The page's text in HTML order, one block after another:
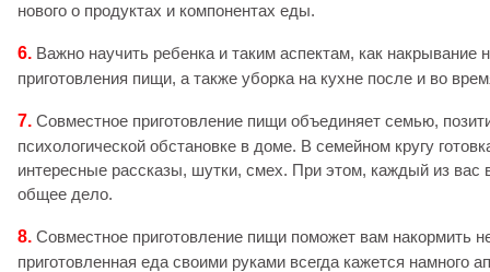
нового о продуктах и компонентах еды.
6. Важно научить ребенка и таким аспектам, как накрывание
приготовления пищи, а также уборка на кухне после и во
7. Совместное приготовление пищи объединяет семью,
психологической обстановке в доме. В семейном кругу
интересные рассказы, шутки, смех. При этом, каждый из вас
общее дело.
8. Совместное приготовление пищи поможет вам накормить
приготовленная еда своими руками всегда кажется намного